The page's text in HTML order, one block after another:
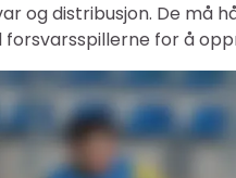
og distribusjon. De må
for å